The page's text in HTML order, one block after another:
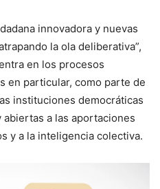
innovadora y nuevas
la ola deliberativa”,
en los procesos
en particular, como parte de
instituciones democráticas
a las aportaciones
y a la inteligencia colectiva.